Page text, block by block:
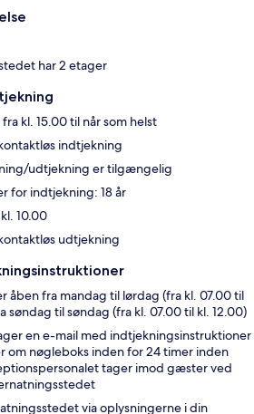
har 2 etager
kl. 15.00 til når som helst
indtjekning
udtjekning er tilgængelig
for indtjekning: 18 år
10.00
udtjekning
åben fra mandag til lørdag (fra kl. 07.00 til
søndag til søndag (fra kl. 07.00 til kl. 12.00)
en e-mail med indtjekningsinstruktioner
om nøgleboks inden for 24 timer inden
tager imod gæster ved
via oplysningerne i din